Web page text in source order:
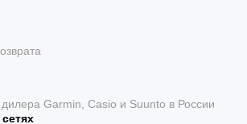
Garmin, Casio и Suunto в России